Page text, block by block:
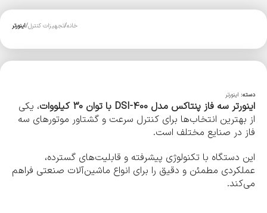
خانه تجهیزات کنترل اینورتر
دسته: اینورتر
اینورتر سه فاز پنتاکس مدل DSI-400 با توان 30 کیلووات
، یکی
از بهترین انتخاب‌ها برای کنترل سرعت و گشتاور موتورهای سه
فاز در صنایع مختلف است.
این دستگاه با تکنولوژی پیشرفته و قابلیت‌های گسترده،
عملکردی مطمئن و دقیق را برای انواع ماشین‌آلات صنعتی فراهم
می‌کند.